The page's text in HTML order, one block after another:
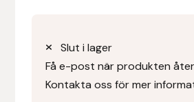
Slut i lager
Få e-post när produkten
Kontakta oss för mer
Catago Equestrian